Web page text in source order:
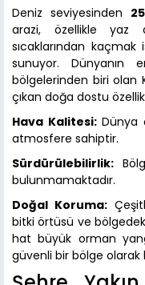
Deniz seviyesinden
arazi, özellikle yaz
sıcaklarından
sunuyor. Dünyanın
bölgelerinden biri olan
çıkan doğa dostu
Hava Kalitesi:Dünya
atmosfere sahiptir.
Sürdürülebilirlik:
bulunmamaktadır.
Doğal Koruma:
bitki örtüsü ve
hat büyük orman
güvenli bir bölge olarak